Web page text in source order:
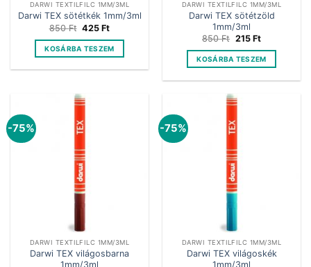
DARWI TEXTILFILC 1MM/3ML
Darwi TEX sötétkék 1mm/3ml
850Ft Original
was:
850 Ft.
425FtCurrent
is:
425 Ft.
KOSÁRBA TESZEM
DARWI TEXTILFILC 1MM/3ML
Darwi TEX sötétzöld
1mm/3ml
850Ft Original
was:
850 Ft.
215 FtCurrent
is:
215 Ft.
KOSÁRBA TESZEM
-75%
DARWI TEXTILFILC 1MM/3ML
Darwi TEX világosbarna
1mm/3ml
-75%
DARWI TEXTILFILC 1MM/3ML
Darwi TEX világoskék
1mm/3ml